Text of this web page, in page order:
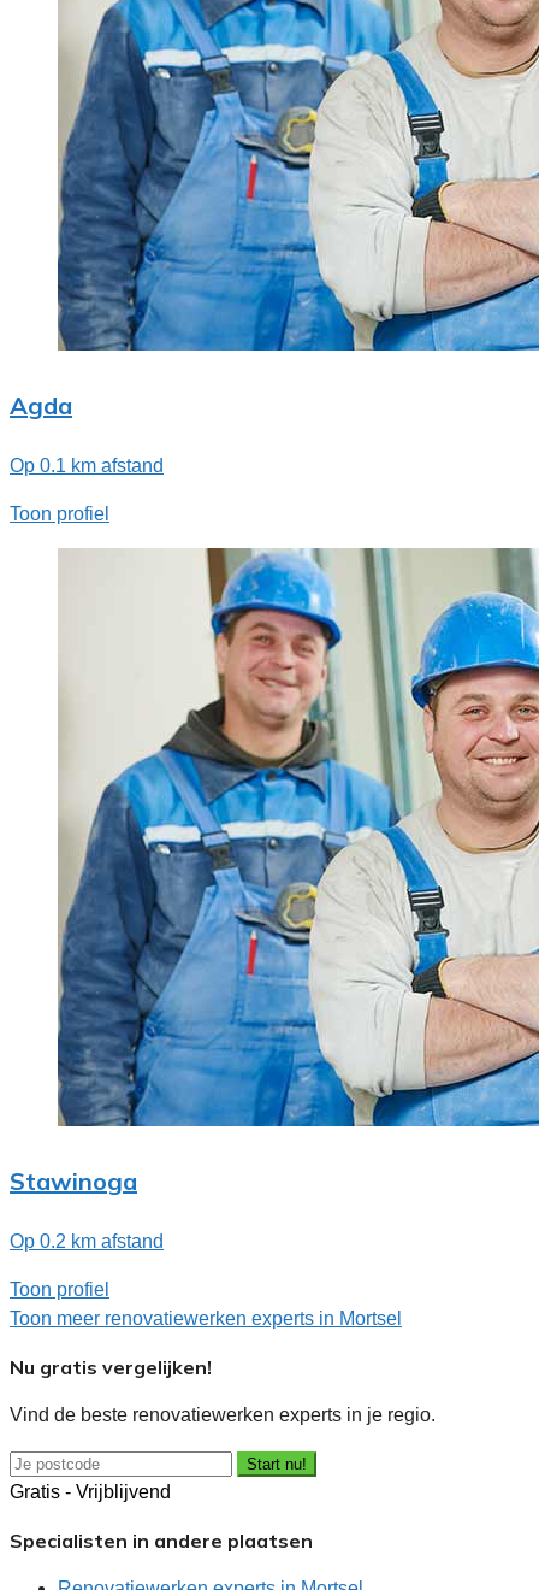
Agda
Op 0.1 km afstand
Toon profiel
Stawinoga
Op 0.2 km afstand
Toon profiel
Toon meer renovatiewerken experts in Mortsel
Nu gratis vergelijken!
Vind de beste renovatiewerken experts in je regio.
Start nu!
Gratis - Vrijblijvend
Specialisten in andere plaatsen